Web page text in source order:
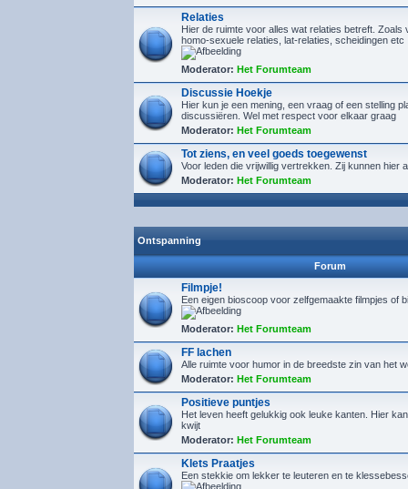
Relaties
Hier de ruimte voor alles wat relaties betreft. Zoals
homo-sexuele relaties, lat-relaties, scheidingen etc
Moderator: Het Forumteam
Discussie Hoekje
Hier kun je een mening, een vraag of een stelling
discussiëren. Wel met respect voor elkaar graag
Moderator: Het Forumteam
Tot ziens, en veel goeds toegewenst
Voor leden die vrijwillig vertrekken. Zij kunnen hier
Moderator: Het Forumteam
Ontspanning
Forum
Filmpje!
Een eigen bioscoop voor zelfgemaakte filmpjes of
Moderator: Het Forumteam
FF lachen
Alle ruimte voor humor in de breedste zin van het
Moderator: Het Forumteam
Positieve puntjes
Het leven heeft gelukkig ook leuke kanten. Hier
kwijt
Moderator: Het Forumteam
Klets Praatjes
Een stekkie om lekker te leuteren en te